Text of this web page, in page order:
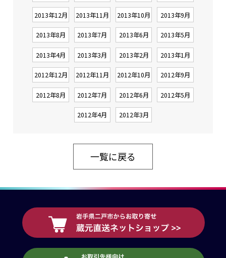
2013年12月 2013年11月 2013年10月 2013年9月
2013年8月 2013年7月 2013年6月 2013年5月
2013年4月 2013年3月 2013年2月 2013年1月
2012年12月 2012年11月 2012年10月 2012年9月
2012年8月 2012年7月 2012年6月 2012年5月
2012年4月 2012年3月
一覧に戻る